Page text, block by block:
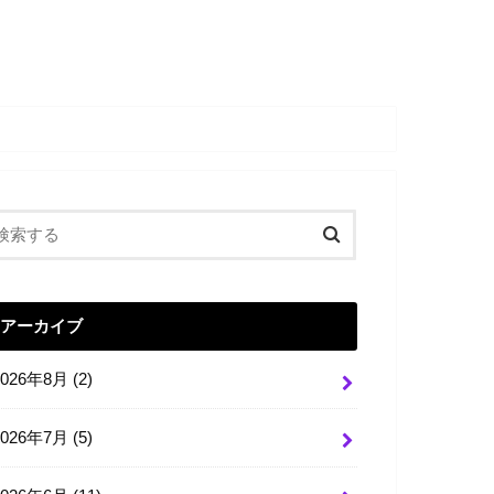
アーカイブ
年8月 (2)
年7月 (5)